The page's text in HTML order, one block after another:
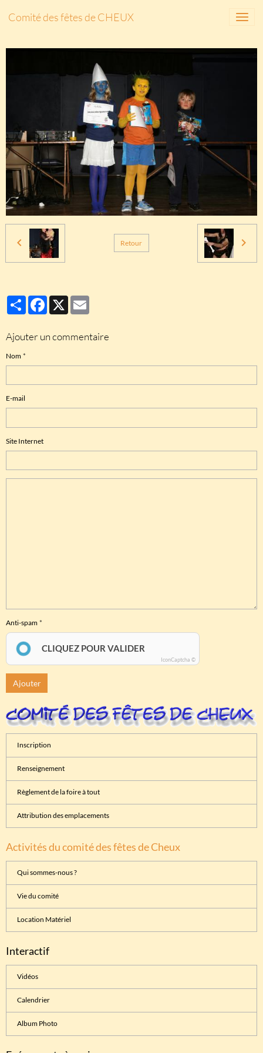
Comité des fêtes de CHEUX
Retour
PartagerFacebook
X
Ajouter un commentaire
Nom
E-mail
Site Internet
Anti-spam
CLIQUEZ POUR VALIDER
IconCaptcha ©
Ajouter
Inscription
Renseignement
Règlement de la foire à tout
Attribution des emplacements
Activités du comité des fêtes de Cheux
Qui sommes-nous ?
Vie du comité
Location Matériel
Interactif
Vidéos
Calendrier
Album Photo